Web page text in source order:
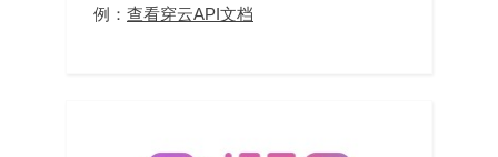
例： 查看穿云API文档